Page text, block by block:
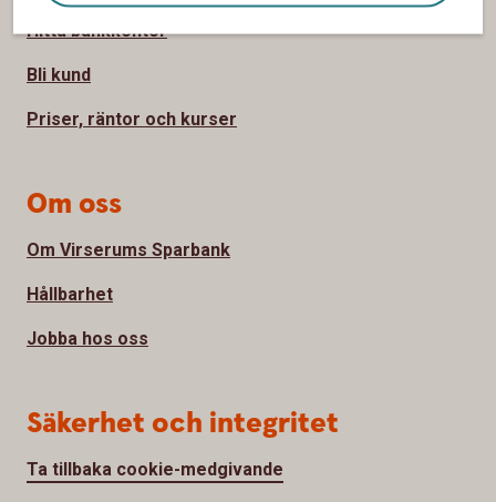
Hitta bankkontor
Bli kund
Priser, räntor och kurser
Om oss
Om Virserums Sparbank
Hållbarhet
Jobba hos oss
Säkerhet och integritet
Ta tillbaka cookie-medgivande